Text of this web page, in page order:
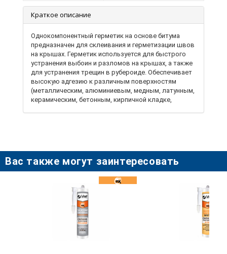
Краткое описание
Однокомпонентный герметик на основе битума
предназначен для склеивания и герметизации швов
на крышах. Герметик используется для быстрого
устранения выбоин и разломов на крышах, а также
для устранения трещин в рубероиде. Обеспечивает
высокую адгезию к различным поверхностям
(металлическим, алюминиевым, медным, латунным,
керамическим, бетонным, кирпичной кладке,
пласто еластичним свойствам. Термостойкость
после высыхания: от -30C до +80C. Время
образования поверхностной плёнки: 15 мин. (23С,
относительная влажность 50%) . Рабочая
температура: от +5C до +35C.
Вас также могут заинтересовать